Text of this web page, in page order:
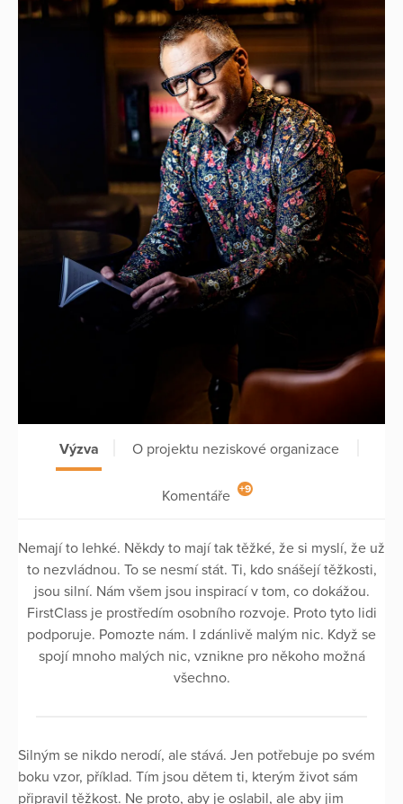
Výzva O projektu neziskové organizace
Komentáře +9
Nemají to lehké. Někdy to mají tak těžké, že si myslí, že už
to nezvládnou. To se nesmí stát. Ti, kdo snášejí těžkosti,
jsou silní. Nám všem jsou inspirací v tom, co dokážou.
FirstClass je prostředím osobního rozvoje. Proto tyto lidi
podporuje. Pomozte nám. I zdánlivě malým nic. Když se
spojí mnoho malých nic, vznikne pro někoho možná
všechno.
Silným se nikdo nerodí, ale stává. Jen potřebuje po svém
boku vzor, příklad. Tím jsou dětem ti, kterým život sám
připravil těžkost. Ne proto, aby je oslabil, ale aby jim